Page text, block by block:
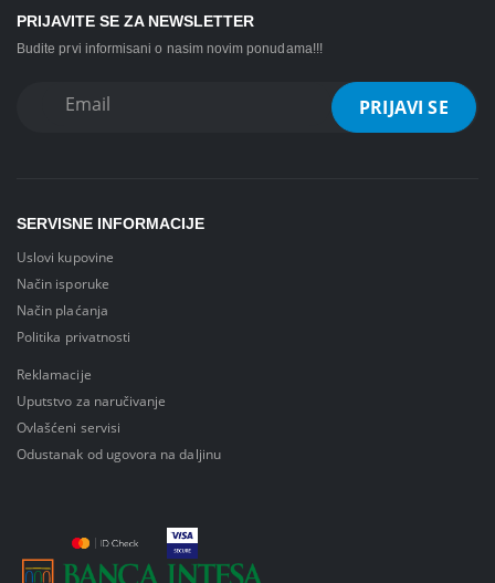
PRIJAVITE SE ZA NEWSLETTER
Budite prvi informisani o nasim novim ponudama!!!
SERVISNE INFORMACIJE
Uslovi kupovine
Način isporuke
Način plaćanja
Politika privatnosti
Reklamacije
Uputstvo za naručivanje
Ovlašćeni servisi
Odustanak od ugovora na daljinu